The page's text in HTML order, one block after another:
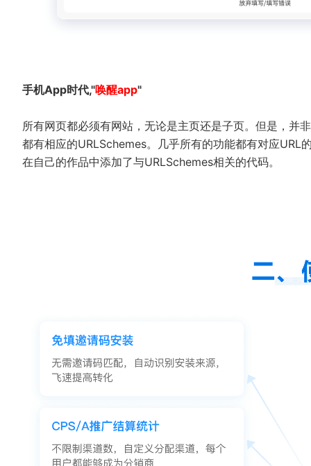
手机App时代,"唤醒app"
所有网页都必须有网站，无论是主页还是子页。但是，并
都有相应的URLSchemes。几乎所有的功能都有对应
在自己的作品中添加了与URLSchemes相关的代码。